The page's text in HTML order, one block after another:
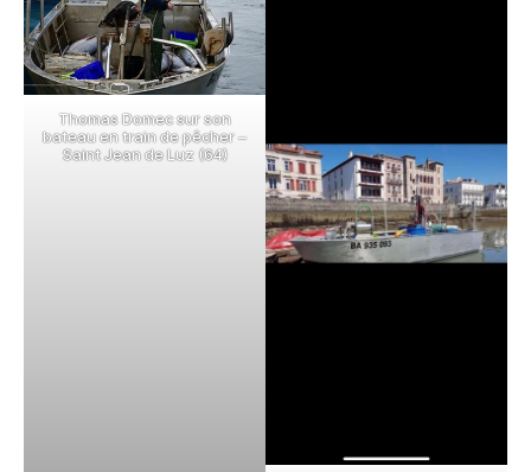
Thomas Domec sur son
bateau en train de pêcher –
Saint Jean de Luz (64)